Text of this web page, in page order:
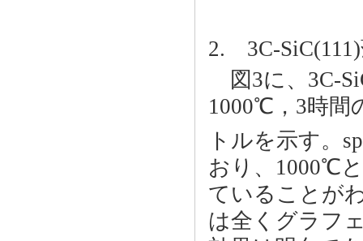
2. 3C-
図3に、3C-
1000℃，3時間
トルを示す。sp
おり、1000℃
ていることが
は全くグラフ